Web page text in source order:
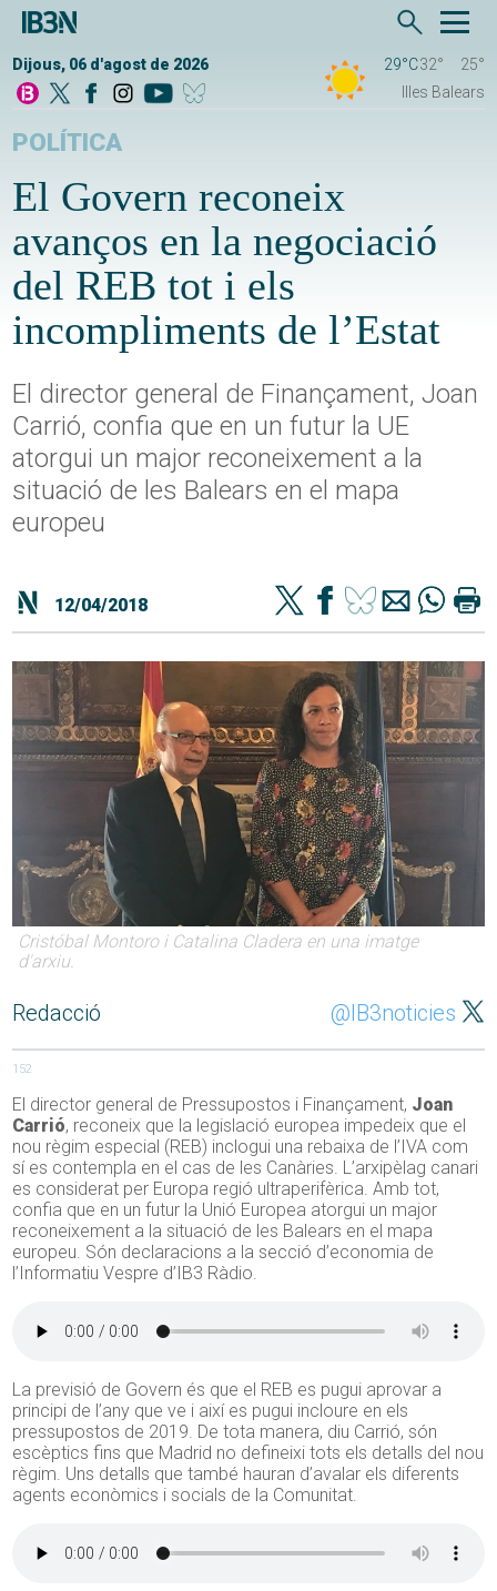
Dijous, 06 d'agost de 2026 29°C32°
25°
Illes Balears
POLÍTICA
El Govern reconeix
avanços en la negociació
del REB tot i els
incompliments de l’Estat
El director general de Finançament, Joan
Carrió, confia que en un futur la UE
atorgui un major reconeixement a la
situació de les Balears en el mapa
europeu
12/04/2018
Cristóbal Montoro i Catalina Cladera en una imatge
d'arxiu.
Redacció @IB3noticies
152
El director general de Pressupostos i Finançament, Joan
Carrió, reconeix que la legislació europea impedeix que el
nou règim especial (REB) inclogui una rebaixa de l’IVA com
sí es contempla en el cas de les Canàries. L’arxipèlag canari
es considerat per Europa regió ultraperifèrica. Amb tot,
confia que en un futur la Unió Europea atorgui un major
reconeixement a la situació de les Balears en el mapa
europeu. Són declaracions a la secció d’economia de
l’Informatiu Vespre d’IB3 Ràdio.
La previsió de Govern és que el REB es pugui aprovar a
principi de l’any que ve i així es pugui incloure en els
pressupostos de 2019. De tota manera, diu Carrió, són
escèptics fins que Madrid no defineixi tots els detalls del nou
règim. Uns detalls que també hauran d’avalar els diferents
agents econòmics i socials de la Comunitat.